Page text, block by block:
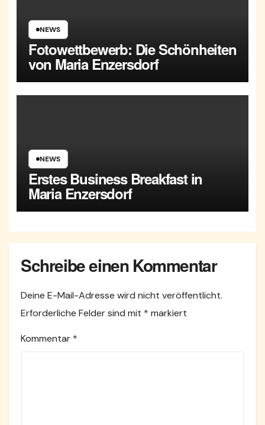
NEWS
Fotowettbewerb: Die Schönheiten
von Maria Enzersdorf
NEWS
Erstes Business Breakfast in
Maria Enzersdorf
Schreibe einen Kommentar
Deine E-Mail-Adresse wird nicht veröffentlicht.
Erforderliche Felder sind mit * markiert
Kommentar *